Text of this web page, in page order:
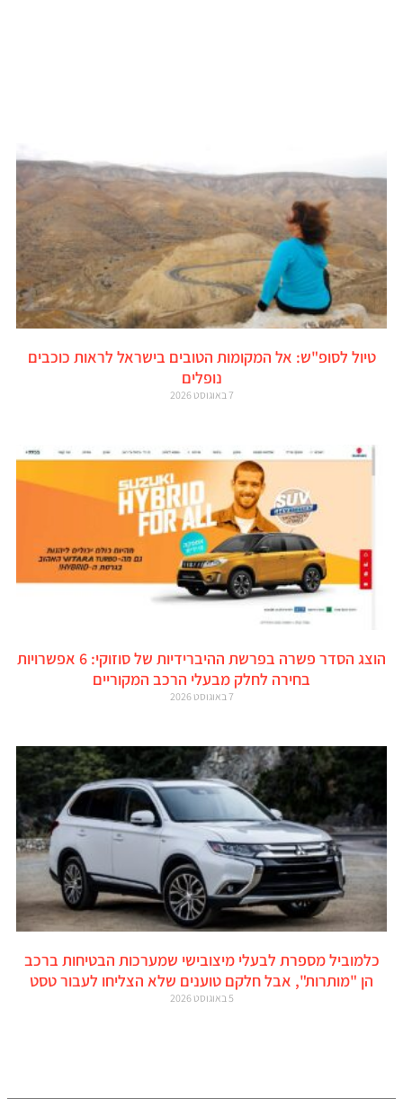
טיול לסופ"ש: אל המקומות הטובים בישראל לראות כוכבים
נופלים
7 באוגוסט 2026
הוצג הסדר פשרה בפרשת ההיברידיות של סוזוקי: 6 אפשרויות
בחירה לחלק מבעלי הרכב המקוריים
7 באוגוסט 2026
כלמוביל מספרת לבעלי מיצובישי שמערכות הבטיחות ברכב
הן "מותרות", אבל חלקם טוענים שלא הצליחו לעבור טסט
5 באוגוסט 2026